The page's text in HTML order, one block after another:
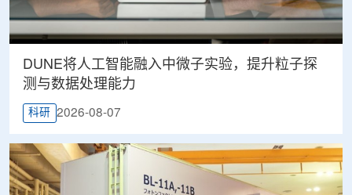
DUNE将人工智能融入中微子实验，提升粒子探
测与数据处理能力
科研 2026-08-07